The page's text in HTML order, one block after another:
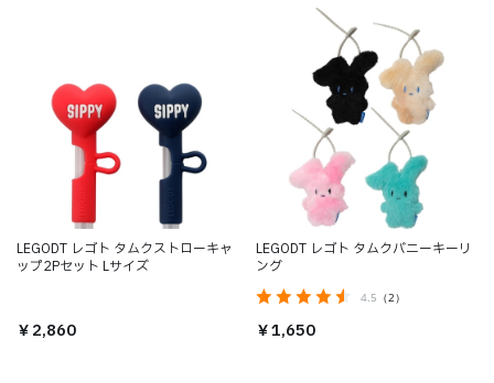
LEGODT レゴト タムクストローキャ
ップ2Pセット Lサイズ
￥2,860
LEGODT レゴト タムクバニーキーリ
ング
4.5 （2）
￥1,650